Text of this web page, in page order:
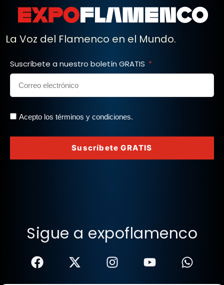
La Voz del Flamenco en el Mundo.
Suscríbete a nuestro boletín GRATIS
Acepto los términos y condiciones.
Suscríbete GRATIS
Sigue a expoflamenco